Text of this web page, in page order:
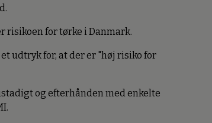
risikoen for tørke i Danmark.
udtryk for, at der er "høj risiko for
og efterhånden med enkelte